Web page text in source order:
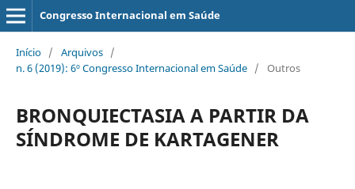
Congresso Internacional em Saúde
Início / Arquivos /
n. 6 (2019): 6º Congresso Internacional em Saúde / Outros
BRONQUIECTASIA A PARTIR DA
SÍNDROME DE KARTAGENER